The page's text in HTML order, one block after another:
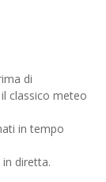
di
classico meteo
in tempo
in diretta.